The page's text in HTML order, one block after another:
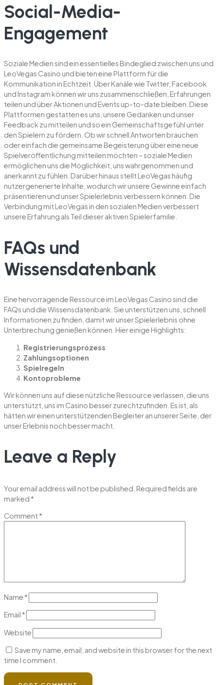
Social-Media-
Engagement
Soziale Medien sind ein essentielles Bindeglied zwischen uns und
LeoVegas Casino und bieten eine Plattform für die
Kommunikation in Echtzeit. Über Kanäle wie Twitter, Facebook
und Instagram können wir uns zusammenschließen, Erfahrungen
teilen und über Aktionen und Events up-to-date bleiben. Diese
Plattformen gestatten es uns, unsere Gedanken und unser
Feedback zu mitteilen und so ein Gemeinschaftsgefühl unter
den Spielern zu fördern. Ob wir schnell Antworten brauchen
oder einfach die gemeinsame Begeisterung über eine neue
Spielveröffentlichung mitteilen möchten – soziale Medien
ermöglichen uns die Möglichkeit, uns wahrgenommen und
anerkannt zu fühlen. Darüber hinaus stellt LeoVegas häufig
nutzergenerierte Inhalte, wodurch wir unsere Gewinne einfach
präsentieren und unser Spielerlebnis verbessern können. Die
Verbindung mit LeoVegas in den sozialen Medien verbessert
unsere Erfahrung als Teil dieser aktiven Spielerfamilie.
FAQs und
Wissensdatenbank
Eine hervorragende Ressource im LeoVegas Casino sind die
FAQs und die Wissensdatenbank. Sie unterstützen uns, schnell
Informationen zu finden, damit wir unser Spielerlebnis ohne
Unterbrechung genießen können. Hier einige Highlights:
Registrierungsprozess
Zahlungsoptionen
Spielregeln
Kontoprobleme
Wir können uns auf diese nützliche Ressource verlassen, die uns
unterstützt, uns im Casino besser zurechtzufinden. Es ist, als
hätten wir einen unterstützenden Begleiter an unserer Seite, der
unser Erlebnis noch besser macht.
Leave a Reply
Your email address will not be published. Required fields are
marked *
Comment *
Name *
Email *
Website
Save my name, email, and website in this browser for the next
time I comment.